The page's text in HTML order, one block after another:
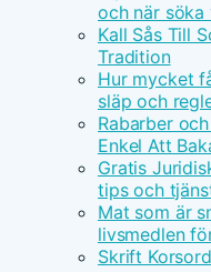
och när söka
Kall Sås Till
Tradition
Hur mycket
släp och
Rabarber
Enkel Att
Gratis
tips och
Mat som är
livsmedlen
Skrift